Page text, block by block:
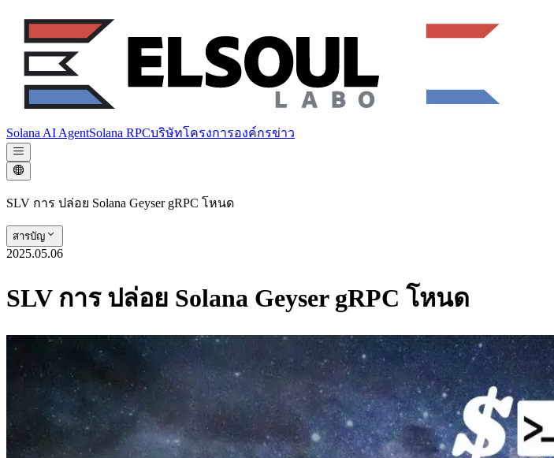
Solana AI AgentSolana RPCบริษัทโครงการองค์กรข่าว
SLV การ ปล่อย Solana Geyser gRPC โหนด
สารบัญ
2025.05.06
SLV การ ปล่อย Solana Geyser gRPC โหนด